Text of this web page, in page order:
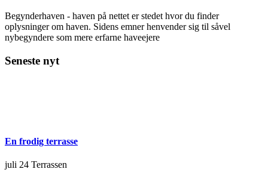
Begynderhaven - haven på nettet er stedet hvor du finder
oplysninger om haven. Sidens emner henvender sig til såvel
nybegyndere som mere erfarne haveejere
Seneste nyt
En frodig terrasse
juli 24 Terrassen